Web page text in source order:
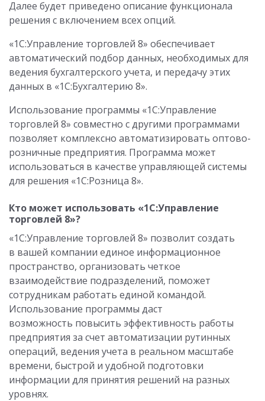
Далее будет приведено описание функционала
решения с включением всех опций.
«1С:Управление торговлей 8» обеспечивает
автоматический подбор данных, необходимых для
ведения бухгалтерского учета, и передачу этих
данных в «1С:Бухгалтерию 8».
Использование программы «1С:Управление
торговлей 8» совместно с другими программами
позволяет комплексно автоматизировать оптово-
розничные предприятия. Программа может
использоваться в качестве управляющей системы
для решения «1С:Розница 8».
Кто может использовать «1С:Управление
торговлей 8»?
«1С:Управление торговлей 8» позволит создать
в вашей компании единое информационное
пространство, организовать четкое
взаимодействие подразделений, поможет
сотрудникам работать единой командой.
Использование программы даст
возможность повысить эффективность работы
предприятия за счет автоматизации рутинных
операций, ведения учета в реальном масштабе
времени, быстрой и удобной подготовки
информации для принятия решений на разных
уровнях.